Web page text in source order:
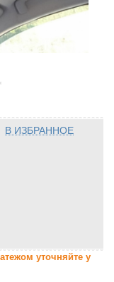
В ИЗБРАННОЕ
уточняйте у